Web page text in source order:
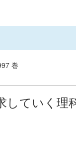
巻
していく